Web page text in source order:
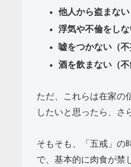
他人から盗まない
浮気や不倫をしな
嘘をつかない（不
酒を飲まない（不
ただ、これらは在家の
したいと思ったら、さ
そもそも、「五戒」の
で、基本的に肉食が禁